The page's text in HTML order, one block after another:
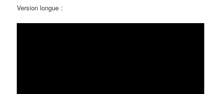
Version longue :